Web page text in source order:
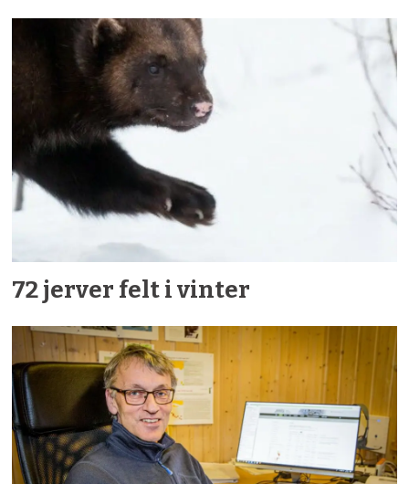
72 jerver felt i vinter